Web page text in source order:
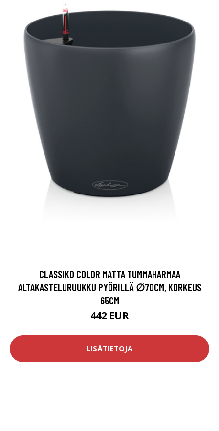
CLASSIKO COLOR MATTA TUMMAHARMAA
ALTAKASTELURUUKKU PYÖRILLÄ ∅70CM, KORKEUS
65CM
442 EUR
LISÄTIETOJA